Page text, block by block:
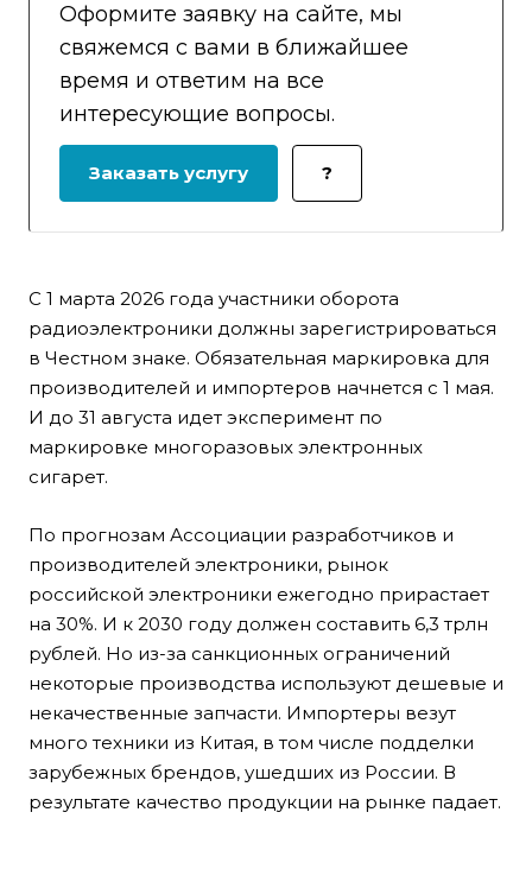
Оформите заявку на сайте, мы
свяжемся с вами в ближайшее
время и ответим на все
интересующие вопросы.
Заказать услугу ?
С 1 марта 2026 года участники оборота
радиоэлектроники должны зарегистрироваться
в Честном знаке. Обязательная маркировка для
производителей и импортеров начнется с 1 мая.
И до 31 августа идет эксперимент по
маркировке многоразовых электронных
сигарет.
По прогнозам Ассоциации разработчиков и
производителей электроники, рынок
российской электроники ежегодно прирастает
на 30%. И к 2030 году должен составить 6,3 трлн
рублей. Но из-за санкционных ограничений
некоторые производства используют дешевые и
некачественные запчасти. Импортеры везут
много техники из Китая, в том числе подделки
зарубежных брендов, ушедших из России. В
результате качество продукции на рынке падает.